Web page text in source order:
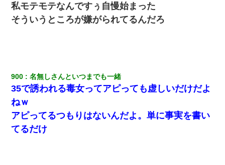
【画像】女の子「お母さん！！私ようやくファッションモデルに
選ばれたの！絶対見に来てね！」→悲しい結果がこれ・・・
【画像】女上司(30)「終電なくなったね…部屋くる？」ワイ「行
きます！」
元旦那から復縁要請。息子「最新型のiPhoneも買えない貧乏は嫌
だ、再婚して」私「なら父親と暮らせ」息子「やった＾＾」私
（もう手遅れだったんだな…）
私モテモテなんですぅ自慢始まった
そういうところが嫌がられてるんだろ
900 名無しさんといつまでも一緒
35で誘われる毒女ってアピっても虚しいだけだよ
ねｗ
アピってるつもりはないんだよ。単に事実を書い
てるだけ